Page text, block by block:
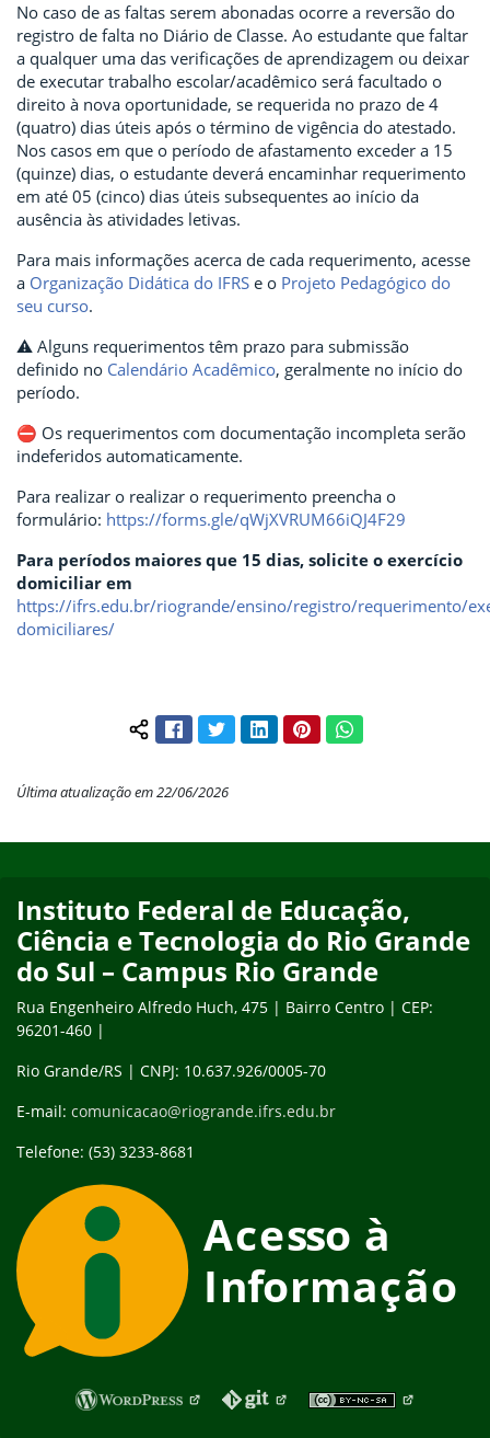
No caso de as faltas serem abonadas ocorre a reversão do
registro de falta no Diário de Classe. Ao estudante que faltar
a qualquer uma das verificações de aprendizagem ou deixar
de executar trabalho escolar/acadêmico será facultado o
direito à nova oportunidade, se requerida no prazo de 4
(quatro) dias úteis após o término de vigência do atestado.
Nos casos em que o período de afastamento exceder a 15
(quinze) dias, o estudante deverá encaminhar requerimento
em até 05 (cinco) dias úteis subsequentes ao início da
ausência às atividades letivas.
Para mais informações acerca de cada requerimento, acesse
a Organização Didática do IFRS e o Projeto Pedagógico do
seu curso.
⚠️ Alguns requerimentos têm prazo para submissão
definido no Calendário Acadêmico, geralmente no início do
período.
⛔ Os requerimentos com documentação incompleta serão
indeferidos automaticamente.
Para realizar o realizar o requerimento preencha o
formulário: https://forms.gle/qWjXVRUM66iQJ4F29
Para períodos maiores que 15 dias, solicite o exercício
domiciliar em
https://ifrs.edu.br/riogrande/ensino/registro/requerimento/
domiciliares/
Compartilhar conteúdo:
FacebookTwitterLinkedInPinterestWhatsApp
Última atualização em 22/06/2026
Instituto Federal de Educação,
Ciência e Tecnologia do Rio Grande
do Sul – Campus Rio Grande
Rua Engenheiro Alfredo Huch, 475 | Bairro Centro | CEP:
96201-460 |
Rio Grande/RS | CNPJ: 10.637.926/0005-70
E-mail: comunicacao@riogrande.ifrs.edu.br
Telefone: (53) 3233-8681